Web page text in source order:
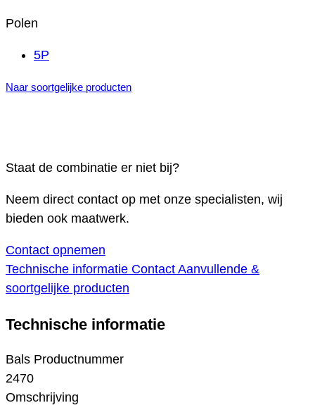
Polen
5P
Naar soortgelijke producten
Staat de combinatie er niet bij?
Neem direct contact op met onze specialisten, wij
bieden ook maatwerk.
Contact opnemen
Technische informatie Contact Aanvullende &
soortgelijke producten
Technische informatie
Bals Productnummer
2470
Omschrijving